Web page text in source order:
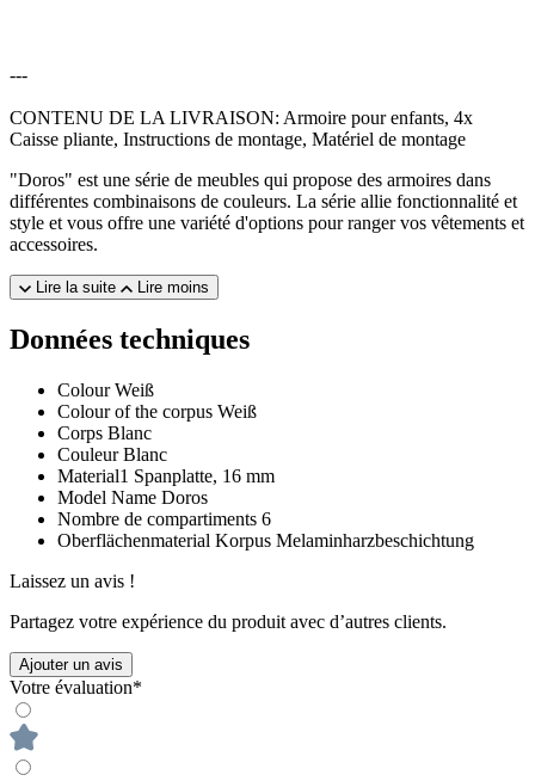
---
CONTENU DE LA LIVRAISON: Armoire pour enfants, 4x
Caisse pliante, Instructions de montage, Matériel de montage
"Doros" est une série de meubles qui propose des armoires dans
différentes combinaisons de couleurs. La série allie fonctionnalité et
style et vous offre une variété d'options pour ranger vos vêtements et
accessoires.
Lire la suite Lire moins
Données techniques
Colour Weiß
Colour of the corpus Weiß
Corps Blanc
Couleur Blanc
Material1 Spanplatte, 16 mm
Model Name Doros
Nombre de compartiments 6
Oberflächenmaterial Korpus Melaminharzbeschichtung
Laissez un avis !
Partagez votre expérience du produit avec d’autres clients.
Ajouter un avis
Votre évaluation*